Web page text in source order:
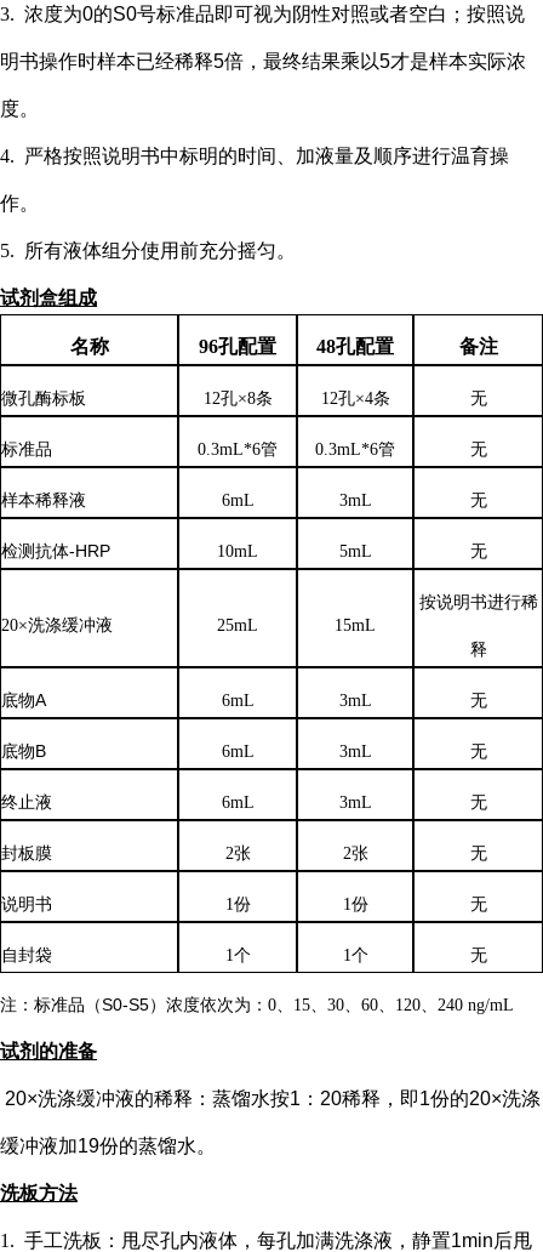
3. 浓度为0的S0号标准品即可视为阴性对照或者空白；按照说
明书操作时样本已经稀释5倍，最终结果乘以5才是样本实际浓
度。
4. 严格按照说明书中标明的时间、加液量及顺序进行温育操
作。
5. 所有液体组分使用前充分摇匀。
试剂盒组成
名称 96孔配置 48孔配置 备注
微孔酶标板 12孔×8条 12孔×4条 无
标准品 0.3mL*6管 0.3mL*6管 无
样本稀释液 6mL 3mL 无
检测抗体-HRP 10mL 5mL 无
20×洗涤缓冲液 25mL 15mL
按说明书进行稀
释
底物A 6mL 3mL 无
底物B 6mL 3mL 无
终止液 6mL 3mL 无
封板膜 2张 2张 无
说明书 1份 1份 无
自封袋 1个 1个 无
注：标准品（S0-S5）浓度依次为： 0、15、30、60、120、240 ng/mL
试剂的准备
20×洗涤缓冲液的稀释：蒸馏水按1：20稀释，即1份的20×洗涤
缓冲液加19份的蒸馏水。
洗板方法
1. 手工洗板：甩尽孔内液体，每孔加满洗涤液，静置1min后甩